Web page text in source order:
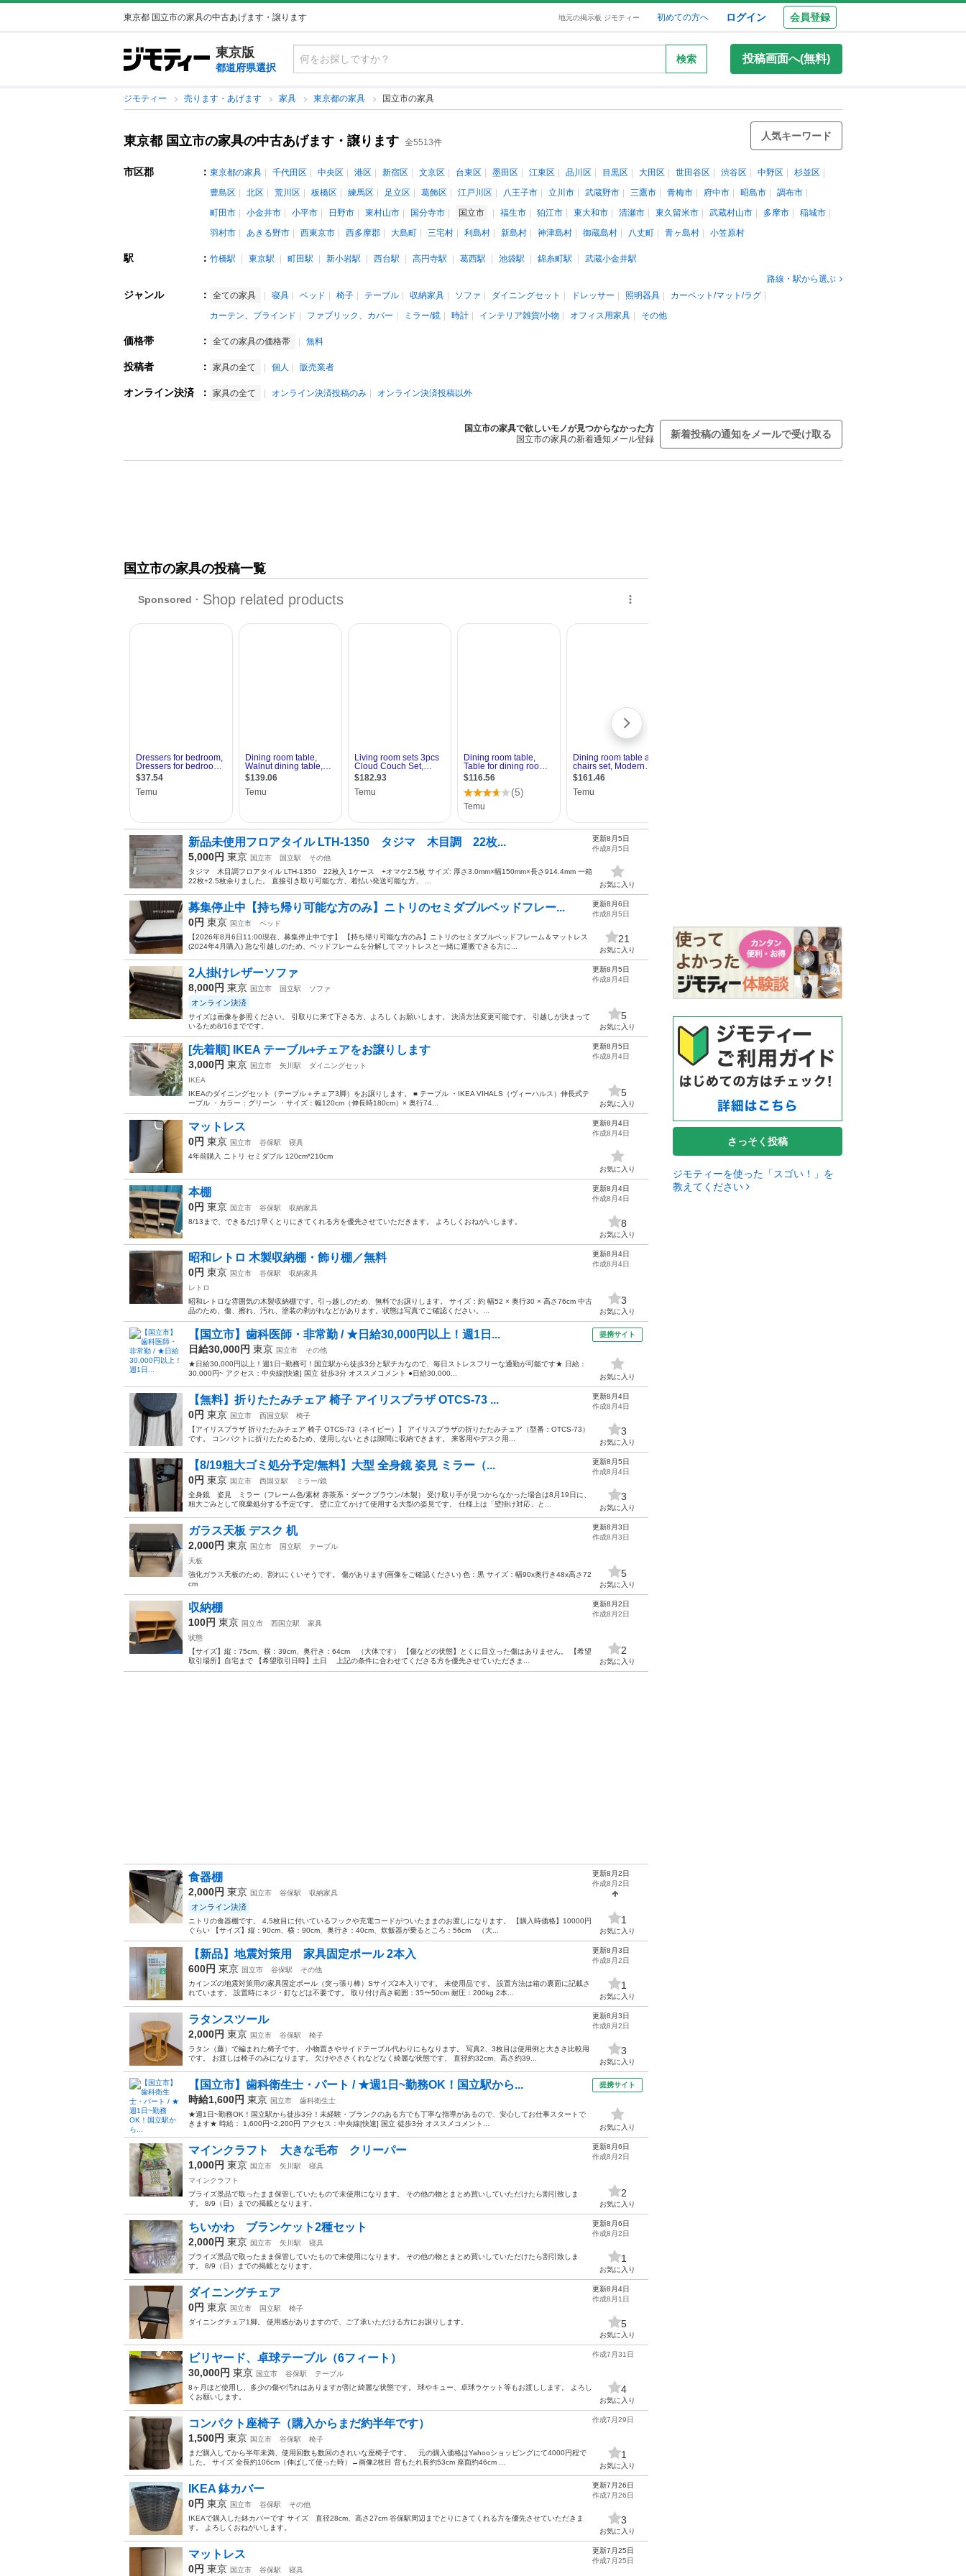
東京都 国立市の家具の中古あげます・譲ります 地元の掲示板 ジモティー 初めての方へ ログイン 会員登録
東京版
都道府県選択
検索 投稿画面へ(無料)
ジモティー 売ります・あげます 家具 東京都の家具 国立市の家具
東京都 国立市の家具の中古あげます・譲ります 全5513件
人気キーワード
市区郡 ： 東京都の家具 千代田区 中央区 港区 新宿区 文京区 台東区 墨田区 江東区 品川区 目黒区 大田区 世田谷区 渋谷区 中野区
杉並区
豊島区
北区 荒川区 板橋区 練馬区 足立区 葛飾区 江戸川区 八王子市 立川市 武蔵野市 三鷹市 青梅市 府中市 昭島市
調布市
町田市
小金井市 小平市 日野市 東村山市 国分寺市 国立市 福生市 狛江市 東大和市 清瀬市 東久留米市 武蔵村山市 多摩市
稲城市
羽村市
あきる野市 西東京市 西多摩郡 大島町 三宅村 利島村 新島村 神津島村 御蔵島村 八丈町 青ヶ島村 小笠原村
駅 ： 竹橋駅 東京駅 町田駅 新小岩駅 西台駅 高円寺駅 葛西駅 池袋駅 錦糸町駅
武蔵小金井駅
路線・駅から選ぶ
ジャンル ： 全ての家具 寝具 ベッド 椅子 テーブル 収納家具 ソファ ダイニングセット ドレッサー 照明器具
カーペット/マット/ラグ
カーテン、ブラインド
ファブリック、カバー ミラー/鏡 時計 インテリア雑貨/小物 オフィス用家具 その他
価格帯 ： 全ての家具の価格帯 無料
投稿者 ： 家具の全て 個人 販売業者
オンライン決済 ： 家具の全て オンライン決済投稿のみ オンライン決済投稿以外
国立市の家具で欲しいモノが見つからなかった方
国立市の家具の新着通知メール登録
新着投稿の通知をメールで受け取る
国立市の家具の投稿一覧
新品未使用フロアタイル LTH-1350 タジマ 木目調 22枚...
5,000円 東京 国立市 国立駅
その他
タジマ 木目調フロアタイル LTH-1350 22枚入 1ケース +オマケ2.5枚 サイズ: 厚さ3.0mm×幅150mm×長さ914.4mm 一箱
22枚+2.5枚余りました。 直接引き取り可能な方、着払い発送可能な方、 ...
更新8月5日
作成8月5日
お気に入り
募集停止中【持ち帰り可能な方のみ】ニトリのセミダブルベッドフレー...
0円 東京 国立市
ベッド
【2026年8月6日11:00現在、募集停止中です】 【持ち帰り可能な方のみ】ニトリのセミダブルベッドフレーム＆マットレス
(2024年4月購入) 急な引越しのため、ベッドフレームを分解してマットレスと一緒に運搬できる方に...
更新8月6日
作成8月5日
21
お気に入り
2人掛けレザーソファ
8,000円 東京 国立市 国立駅 ソファ
オンライン決済
サイズは画像を参照ください。 引取りに来て下さる方、よろしくお願いします。 決済方法変更可能です。 引越しが決まって
いるため8/16までです。
更新8月5日
作成8月4日
5
お気に入り
[先着順] IKEA テーブル+チェアをお譲りします
3,000円 東京 国立市 矢川駅
ダイニングセット
IKEA
IKEAのダイニングセット（テーブル＋チェア3脚）をお譲りします。 ■ テーブル ・IKEA VIHALS（ヴィーハルス）伸長式テ
ーブル ・カラー：グリーン ・サイズ：幅120cm（伸長時180cm）× 奥行74...
更新8月5日
作成8月4日
5
お気に入り
マットレス
0円 東京 国立市 谷保駅
寝具
4年前購入 ニトリ セミダブル 120cm*210cm
更新8月4日
作成8月4日
お気に入り
本棚
0円 東京 国立市 谷保駅
収納家具
8/13まで、できるだけ早くとりにきてくれる方を優先させていただきます。 よろしくおねがいします。
更新8月4日
作成8月4日
8
お気に入り
昭和レトロ 木製収納棚・飾り棚／無料
0円 東京 国立市 谷保駅
収納家具
レトロ
昭和レトロな雰囲気の木製収納棚です。引っ越しのため、無料でお譲りします。 サイズ：約 幅52 × 奥行30 × 高さ76cm 中古
品のため、傷、擦れ、汚れ、塗装の剥がれなどがあります。状態は写真でご確認ください。...
更新8月4日
作成8月4日
3
お気に入り
【国立市】歯科医師・非常勤 / ★日給30,000円以上！週1日...
日給30,000円 東京 国立市
その他
★日給30,000円以上！週1日~勤務可！国立駅から徒歩3分と駅チカなので、毎日ストレスフリーな通勤が可能です★ 日給：
30,000円~ アクセス：中央線[快速] 国立 徒歩3分 オススメコメント ●日給30,000...
提携サイト
お気に入り
【無料】折りたたみチェア 椅子 アイリスプラザ OTCS-73 ...
0円 東京 国立市 西国立駅
椅子
【アイリスプラザ 折りたたみチェア 椅子 OTCS-73（ネイビー）】 アイリスプラザの折りたたみチェア（型番：OTCS-73）
です。 コンパクトに折りたためるため、使用しないときは隙間に収納できます。 来客用やデスク用...
更新8月4日
作成8月4日
3
お気に入り
​【8/19粗大ゴミ処分予定/無料】大型 全身鏡 姿見 ミラー（...
0円 東京 国立市 西国立駅
ミラー/鏡
全身鏡 姿見 ミラー（フレーム色/素材 赤茶系・ダークブラウン/木製） 受け取り手が見つからなかった場合は8月19日に、
粗大ごみとして廃棄処分する予定です。 壁に立てかけて使用する大型の姿見です。 仕様上は「壁掛け対応」と...
更新8月5日
作成8月4日
3
お気に入り
ガラス天板 デスク 机
2,000円 東京 国立市 国立駅
テーブル
天板
強化ガラス天板のため、割れにくいそうです。 傷があります(画像をご確認ください) 色：黒 サイズ：幅90x奥行き48x高さ72
cm
更新8月3日
作成8月3日
5
お気に入り
収納棚
100円 東京 国立市 西国立駅
家具
状態
【サイズ】縦：75cm、横：39cm、奥行き：64cm （大体です） 【傷などの状態】とくに目立った傷はありません。 【希望
取引場所】自宅まで 【希望取引日時】土日 上記の条件に合わせてくださる方を優先させていただきま...
更新8月2日
作成8月2日
2
お気に入り
食器棚
2,000円 東京 国立市 谷保駅 収納家具
オンライン決済
ニトリの食器棚です。 4,5枚目に付いているフックや充電コードがついたままのお渡しになります。 【購入時価格】10000円
ぐらい 【サイズ】縦：90cm、横：90cm、奥行き：40cm、炊飯器が乗るところ：56cm （大...
更新8月2日
作成8月2日
1
お気に入り
【新品】地震対策用 家具固定ポール 2本入
600円 東京 国立市 谷保駅
その他
カインズの地震対策用の家具固定ポール（突っ張り棒）Sサイズ2本入りです。 未使用品です。 設置方法は箱の裏面に記載さ
れています。 設置時にネジ・釘などは不要です。 取り付け高さ範囲：35〜50cm 耐圧：200kg 2本...
更新8月3日
作成8月2日
1
お気に入り
ラタンスツール
2,000円 東京 国立市 谷保駅
椅子
ラタン（藤）で編まれた椅子です。 小物置きやサイドテーブル代わりにもなります。 写真2、3枚目は使用例と大きさ比較用
です。 お渡しは椅子のみになります。 欠けやささくれなどなく綺麗な状態です。 直径約32cm、高さ約39...
更新8月3日
作成8月2日
3
お気に入り
【国立市】歯科衛生士・パート / ★週1日~勤務OK！国立駅から...
時給1,600円 東京 国立市
歯科衛生士
★週1日~勤務OK！国立駅から徒歩3分！未経験・ブランクのある方でも丁寧な指導があるので、安心してお仕事スタートで
きます★ 時給： 1,600円~2,200円 アクセス：中央線[快速] 国立 徒歩3分 オススメコメント...
提携サイト
お気に入り
マインクラフト 大きな毛布 クリーパー
1,000円 東京 国立市 矢川駅
寝具
マインクラフト
プライズ景品で取ったまま保管していたもので未使用になります。 その他の物とまとめ買いしていただけたら割引致しま
す。 8/9（日）までの掲載となります。
更新8月6日
作成8月2日
2
お気に入り
ちいかわ ブランケット2種セット
2,000円 東京 国立市 矢川駅
寝具
プライズ景品で取ったまま保管していたもので未使用になります。 その他の物とまとめ買いしていただけたら割引致しま
す。 8/9（日）までの掲載となります。
更新8月6日
作成8月2日
1
お気に入り
ダイニングチェア
0円 東京 国立市 国立駅
椅子
ダイニングチェア1脚。 使用感がありますので、ご了承いただける方にお譲りします。
更新8月4日
作成8月1日
5
お気に入り
ビリヤード、卓球テーブル（6フィート）
30,000円 東京 国立市 谷保駅
テーブル
8ヶ月ほど使用し、多少の傷や汚れはありますが割と綺麗な状態です。 球やキュー、卓球ラケット等もお渡しします。 よろし
くお願いします。
作成7月31日
4
お気に入り
コンパクト座椅子（購入からまだ約半年です）
1,500円 東京 国立市 谷保駅
椅子
まだ購入してから半年未満、使用回数も数回のきれいな座椅子です。 元の購入価格はYahooショッピングにて4000円程で
した。 サイズ 全長約106cm（伸ばして使った時）←画像2枚目 背もたれ長約53cm 座面約46cm ...
作成7月29日
1
お気に入り
IKEA 鉢カバー
0円 東京 国立市 谷保駅
その他
IKEAで購入した鉢カバーです サイズ 直径28cm、高さ27cm 谷保駅周辺までとりにきてくれる方を優先させていただきま
す。 よろしくおねがいします。
更新7月26日
作成7月26日
3
お気に入り
マットレス
0円 東京 国立市 谷保駅 寝具
更新7月25日
作成7月25日
さっそく投稿
ジモティーを使った「スゴい！」を
教えてください